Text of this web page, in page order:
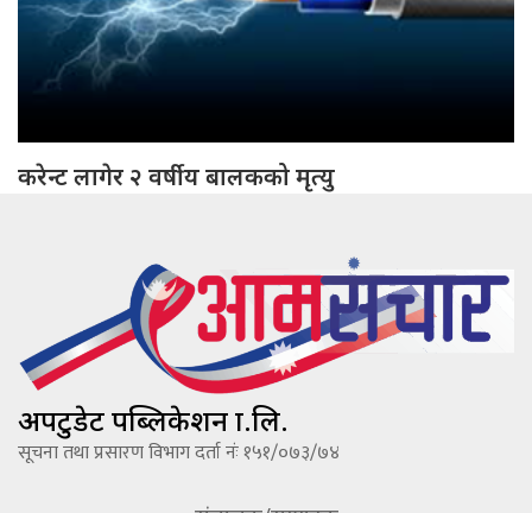
करेन्ट लागेर २ वर्षीय बालकको मृत्यु
अपटुडेट पब्लिकेशन प्रा.लि.
सूचना तथा प्रसारण विभाग दर्ता नंः १५१/०७३/७४